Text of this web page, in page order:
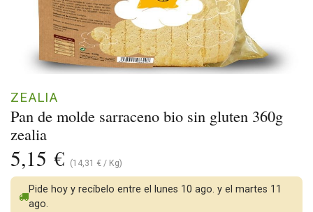
Pan de molde sarraceno bio sin gluten 360g
zealia
ZEALIA
5,15 € (14,31 € / Kg)
Pide hoy y recíbelo entre el lunes 10 ago. y el martes 11
ago.